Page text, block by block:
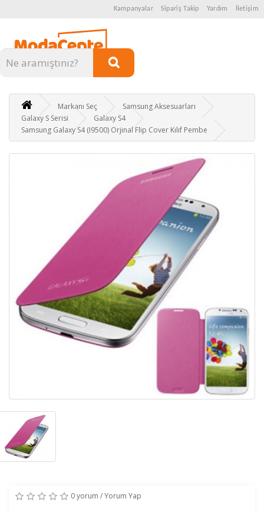
Kampanyalar Sipariş Takip Yardım İletişim
Kategoriler
Markanı Seç
Samsung Aksesuarları
Galaxy S Serisi
Galaxy S4
Samsung Galaxy S4 (I9500) Orjinal Flip Cover Kılıf Pembe
0 yorum /Yorum Yap